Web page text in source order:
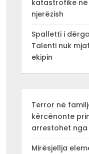
katastrofike
njerëzish
Spalletti i
Talenti nuk
ekipin
Terror në
kërcënonte
arrestohet
Mirësjellja